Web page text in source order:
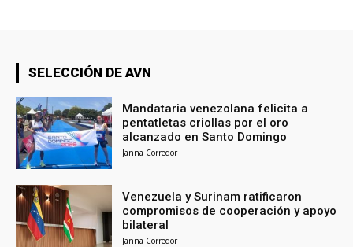
SELECCIÓN DE AVN
Mandataria venezolana felicita a
pentatletas criollas por el oro
alcanzado en Santo Domingo
Janna Corredor
Venezuela y Surinam ratificaron
compromisos de cooperación y apoyo
bilateral
Janna Corredor